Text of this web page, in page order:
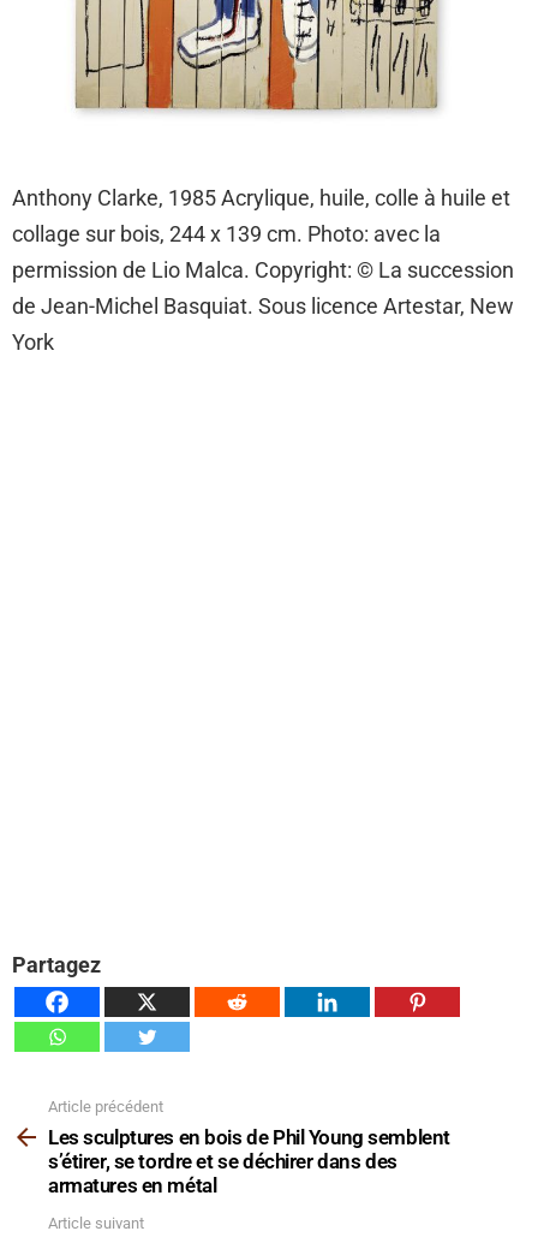
Anthony Clarke, 1985 Acrylique, huile, colle à huile et
collage sur bois, 244 x 139 cm. Photo: avec la
permission de Lio Malca. Copyright: © La succession
de Jean-Michel Basquiat. Sous licence Artestar, New
York
Partagez
plus
Article précédent
Les sculptures en bois de Phil Young semblent
s’étirer, se tordre et se déchirer dans des
armatures en métal
Article suivant